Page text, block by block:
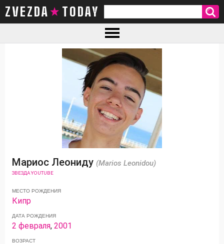
ZVEZDA TODAY
Мариос Леониду (Marios Leonidou)
ЗВЕЗДА YOUTUBE
МЕСТО РОЖДЕНИЯ
Кипр
ДАТА РОЖДЕНИЯ
2 февраля,2001
ВОЗРАСТ